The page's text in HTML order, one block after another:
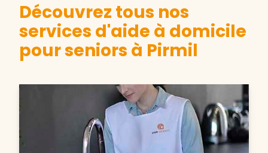
Découvrez tous nos
services d'aide à domicile
pour seniors à Pirmil